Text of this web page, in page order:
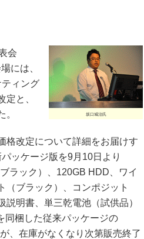
坂口城治氏
会
には、
ィング
と、
。
改定について詳細をお届けす
ッケージ版を9月10日より
ラック）、120GB HDD、ワイ
（ブラック）、コンポジット
明書、単三乾電池（試供品）
同梱した従来パッケージの
、在庫がなくなり次第販売終了